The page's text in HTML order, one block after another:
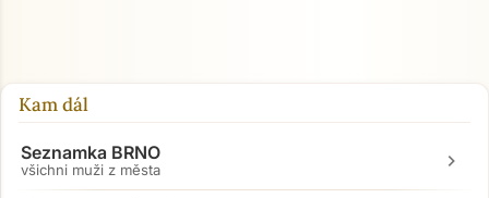
Kam dál
Seznamka BRNO
všichni muži z města chevron_right